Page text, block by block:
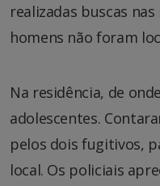
realizadas buscas
homens não foram
Na residência, de
adolescentes.
pelos dois fugitivos,
local. Os policiais